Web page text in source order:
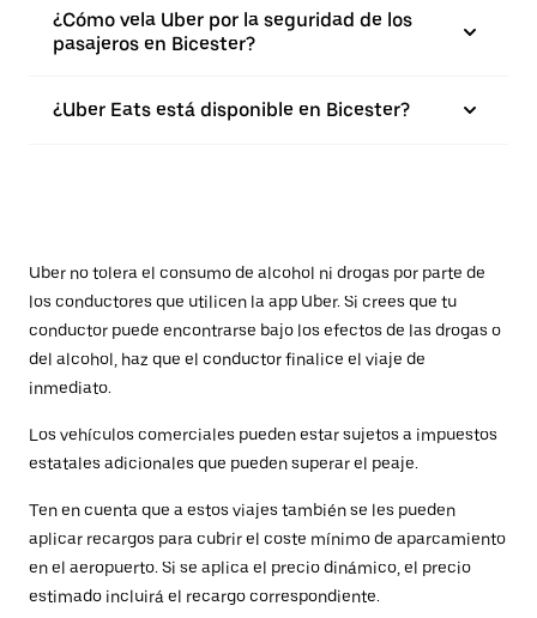
¿Cómo vela Uber por la seguridad de los
pasajeros en Bicester?
¿Uber Eats está disponible en Bicester?
Uber no tolera el consumo de alcohol ni drogas por parte de
los conductores que utilicen la app Uber. Si crees que tu
conductor puede encontrarse bajo los efectos de las drogas o
del alcohol, haz que el conductor finalice el viaje de
inmediato.
Los vehículos comerciales pueden estar sujetos a impuestos
estatales adicionales que pueden superar el peaje.
Ten en cuenta que a estos viajes también se les pueden
aplicar recargos para cubrir el coste mínimo de aparcamiento
en el aeropuerto. Si se aplica el precio dinámico, el precio
estimado incluirá el recargo correspondiente.